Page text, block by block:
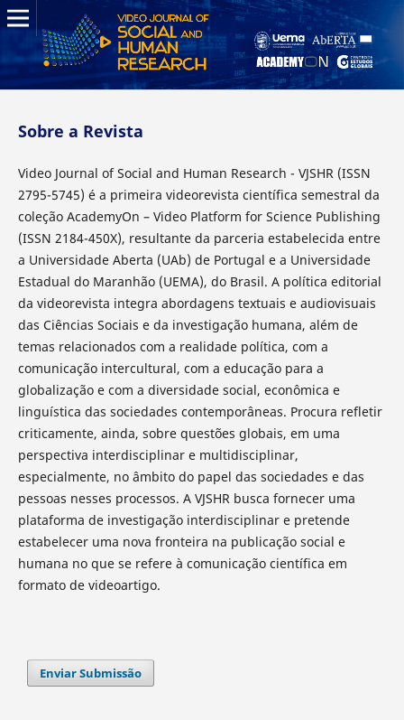
Sobre a Revista
Video Journal of Social and Human Research - VJSHR (ISSN
2795-5745) é a primeira videorevista científica semestral da
coleção AcademyOn – Video Platform for Science Publishing
(ISSN 2184-450X), resultante da parceria estabelecida entre
a Universidade Aberta (UAb) de Portugal e a Universidade
Estadual do Maranhão (UEMA), do Brasil. A política editorial
da videorevista integra abordagens textuais e audiovisuais
das Ciências Sociais e da investigação humana, além de
temas relacionados com a realidade política, com a
comunicação intercultural, com a educação para a
globalização e com a diversidade social, econômica e
linguística das sociedades contemporâneas. Procura refletir
criticamente, ainda, sobre questões globais, em uma
perspectiva interdisciplinar e multidisciplinar,
especialmente, no âmbito do papel das sociedades e das
pessoas nesses processos. A VJSHR busca fornecer uma
plataforma de investigação interdisciplinar e pretende
estabelecer uma nova fronteira na publicação social e
humana no que se refere à comunicação científica em
formato de videoartigo.
Enviar Submissão